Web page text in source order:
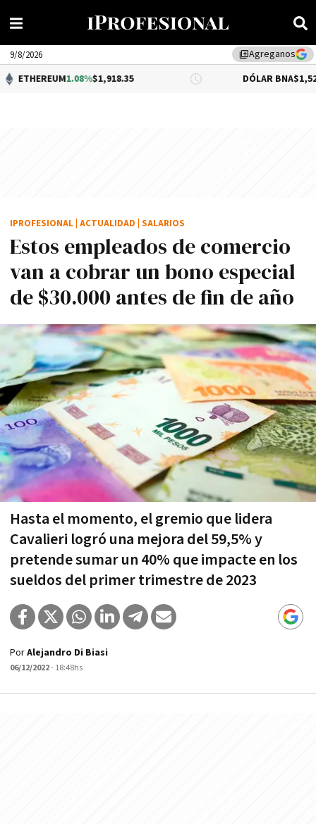
library_addAgreganos
9/8/2026
1.08%$1,918.35 DÓLAR BNA $1,520.00
Estos empleados de comercio
van a cobrar un bono especial
de $30.000 antes de fin de año
Hasta el momento, el gremio que lidera
Cavalieri logró una mejora del 59,5% y
pretende sumar un 40% que impacte en los
sueldos del primer trimestre de 2023
IPROFESIONAL ACTUALIDAD SALARIOS
PorAlejandro Di Biasi
06/12/2022- 18:48hs